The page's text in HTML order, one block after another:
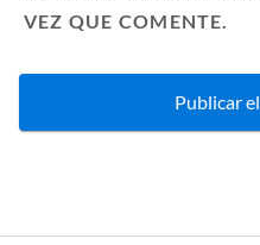
VEZ QUE COMENTE.